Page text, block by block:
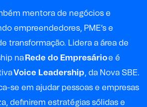
mentora de negócios e
empreendedores, PME’s e
transformação. Lidera a área de
na Rede do Empresárioe é
Voice Leadership, da Nova SBE.
se em ajudar pessoas e empresas
definirem estratégias sólidas e